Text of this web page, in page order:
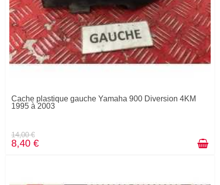
Cache plastique gauche Yamaha 900 Diversion 4KM
1995 à 2003
14,00 €
8,40 €